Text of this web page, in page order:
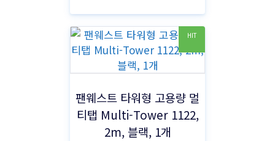
HIT
팬웨스트 타워형 고용량 멀
티탭 Multi-Tower 1122,
2m, 블랙, 1개